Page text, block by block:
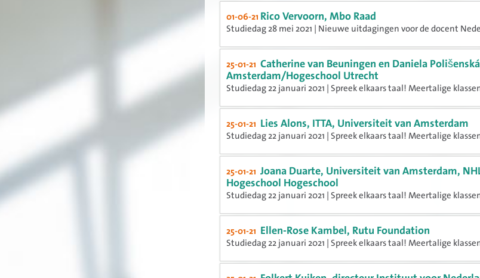
01-06-21 Rico Vervoorn, Mbo Raad
Studiedag 28 mei 2021 | Nieuwe uitdagingen voor de docent
25-01-21 Catherine van Beuningen en Daniela
Amsterdam/Hogeschool Utrecht
Studiedag 22 januari 2021 | Spreek elkaars taal! Meertalige
25-01-21 Lies Alons, ITTA, Universiteit van Amsterdam
Studiedag 22 januari 2021 | Spreek elkaars taal! Meertalige
25-01-21 Joana Duarte, Universiteit van Amsterdam,
Hogeschool Hogeschool
Studiedag 22 januari 2021 | Spreek elkaars taal! Meertalige
25-01-21 Ellen-Rose Kambel, Rutu Foundation
Studiedag 22 januari 2021 | Spreek elkaars taal! Meertalige